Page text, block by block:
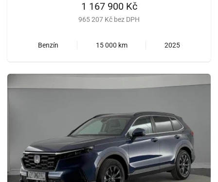
1 167 900 Kč
965 207 Kč bez DPH
Benzín 15 000 km 2025